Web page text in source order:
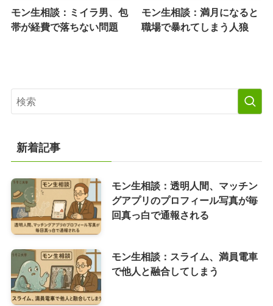
モン生相談：ミイラ男、包
帯が経費で落ちない問題
モン生相談：満月になると
職場で暴れてしまう人狼
新着記事
モン生相談：透明人間、マッチン
グアプリのプロフィール写真が毎
回真っ白で通報される
モン生相談：スライム、満員電車
で他人と融合してしまう